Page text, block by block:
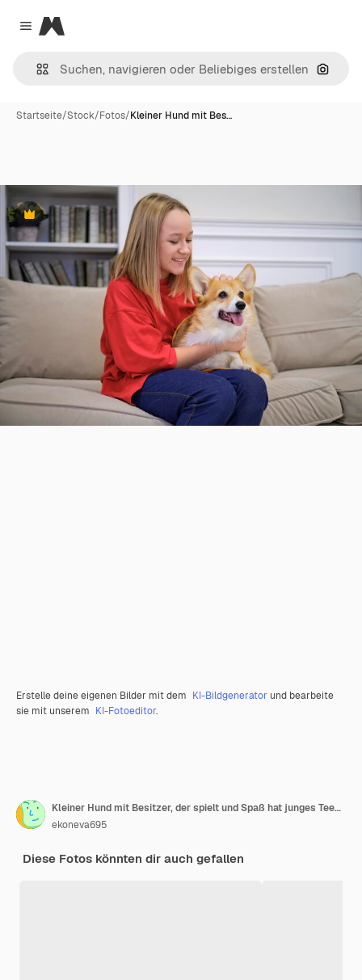
Close menu
Magnific
Nach
Startseite/Stock/Fotos/Kleiner Hund mit Bes…
Premium
Erstelle deine eigenen Bilder mit dem KI-Bildgenerator und bearbeite
sie mit unserem KI-Fotoeditor.
Kleiner Hund mit Besitzer, der spielt und Spaß hat junges Teenager-Mädchen, das auf der Couch sitzt, mit ihrem Haustier-Weihnachtsbaum im Hintergrund, weicher, selektiver Fokus
ekoneva695
Diese Fotos könnten dir auch gefallen